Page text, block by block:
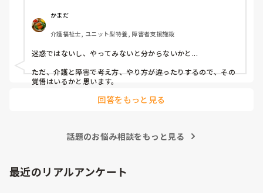
かまだ
介護福祉士, ユニット型特養, 障害者支援施設
迷惑ではないし、やってみないと分からないかと...
ただ、介護と障害で考え方、やり方が違ったりするので、その
覚悟はいるかと思います。
回答をもっと見る
話題のお悩み相談をもっと見る
最近のリアルアンケート